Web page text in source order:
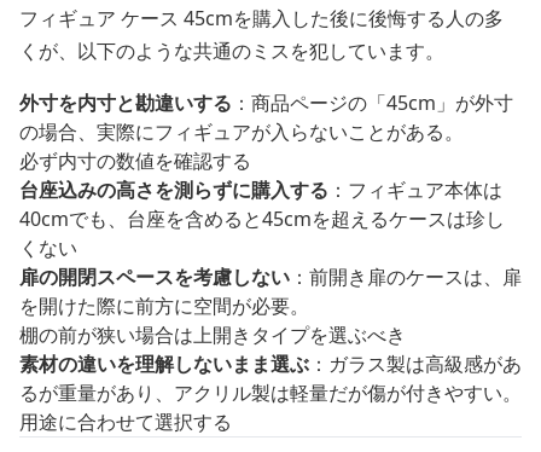
フィギュア ケース 45cmを購入した後に後悔する人の多
くが、以下のような共通のミスを犯しています。
外寸を内寸と勘違いする ：商品ページの「45cm」が外寸
の場合、実際にフィギュアが入らないことがある。
必ず内寸の数値を確認する
台座込みの高さを測らずに購入する ：フィギュア本体は
40cmでも、台座を含めると45cmを超えるケースは珍し
くない
扉の開閉スペースを考慮しない ：前開き扉のケースは、扉
を開けた際に前方に空間が必要。
棚の前が狭い場合は上開きタイプを選ぶべき
素材の違いを理解しないまま選ぶ ：ガラス製は高級感があ
るが重量があり、アクリル製は軽量だが傷が付きやすい。
用途に合わせて選択する